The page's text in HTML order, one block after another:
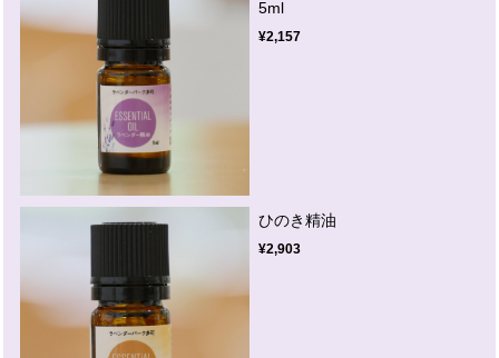
5ml
¥2,157
ひのき精油
¥2,903